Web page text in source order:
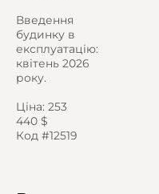
Введення
будинку в
експлуатацію:
квітень 2026
року.
Ціна: 253
440 $
Код #12519